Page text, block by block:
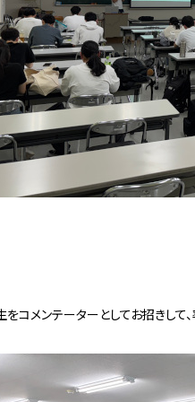
をコメンテーターとしてお招きして